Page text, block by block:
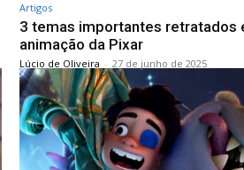
Artigos
3 temas importantes retratados
animação da Pixar
Lúcio de Oliveira - 27 de junho de 2025